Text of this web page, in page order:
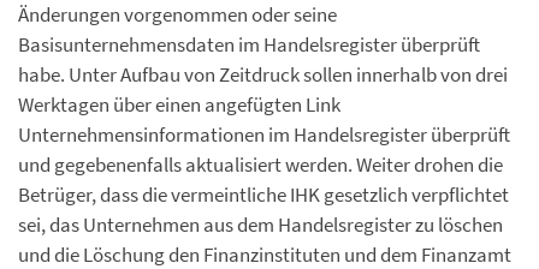
Änderungen vorgenommen oder seine
Basisunternehmensdaten im Handelsregister überprüft
habe. Unter Aufbau von Zeitdruck sollen innerhalb von drei
Werktagen über einen angefügten Link
Unternehmensinformationen im Handelsregister überprüft
und gegebenenfalls aktualisiert werden. Weiter drohen die
Betrüger, dass die vermeintliche IHK gesetzlich verpflichtet
sei, das Unternehmen aus dem Handelsregister zu löschen
und die Löschung den Finanzinstituten und dem Finanzamt